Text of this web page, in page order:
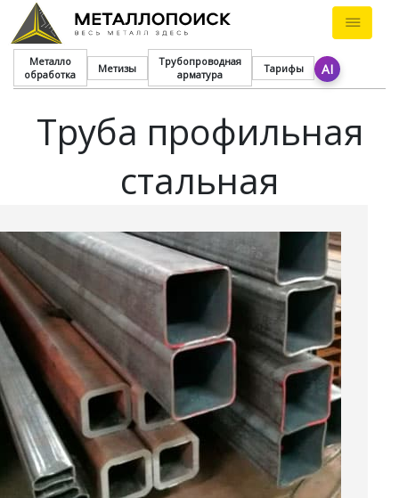
Металло
обработка
Метизы
Трубопроводная
арматура
Тарифы AI
Труба профильная
стальная